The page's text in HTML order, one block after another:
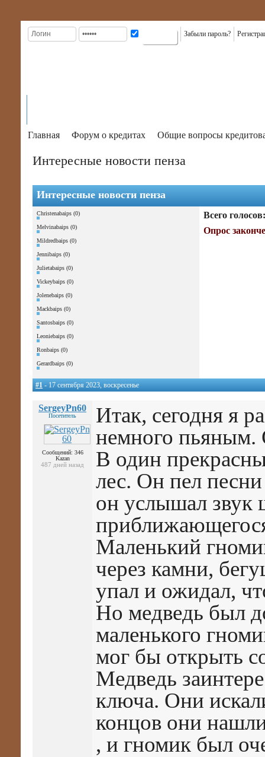
Забыли пароль?
Главная Форум о кредитах Общие вопросы
Интересные новости пенза
Интересные новости пенза
Christenabaips (0)
Melvinabaips (0)
Mildredbaips (0)
Jennibaips (0)
Julietabaips (0)
Vickeybaips (0)
Jolenebaips (0)
Mackbaips (0)
Santosbaips (0)
Leoniebaips (0)
Ronbaips (0)
Gerardbaips (0)
Всего голосов:
Опрос
#1 - 17 сентября 2023, воскресенье
SergeyPn60
Посетитель
Сообщений: 346
Kazan
487 дней назад
Итак, сегодня я
немного пьяным.
В один
лес. Он пел
он услышал звук
Маленький
через камни,
упал и ожидал,
Но медведь был
маленького
мог бы открыть
Медведь
ключа. Они
концов они
, и гномик был